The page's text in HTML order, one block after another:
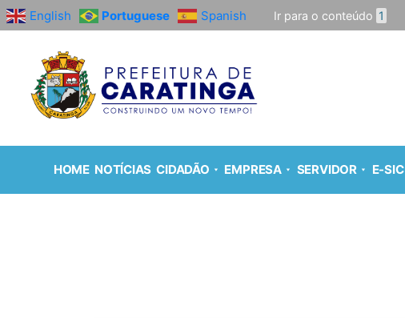
English Portuguese Spanish Ir para o conteúdo 1
HOME NOTÍCIAS CIDADÃO EMPRESA SERVIDOR E-SIC